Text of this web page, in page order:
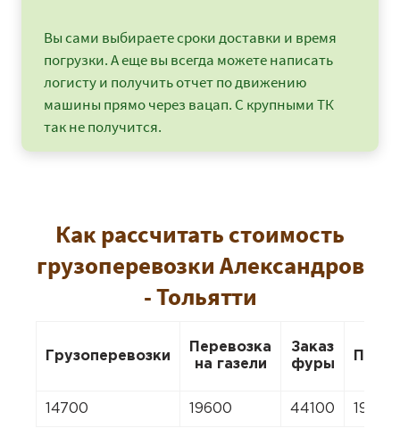
Вы сами выбираете сроки доставки и время
погрузки. А еще вы всегда можете написать
логисту и получить отчет по движению
машины прямо через вацап. С крупными ТК
так не получится.
Как рассчитать стоимость
грузоперевозки Александров
- Тольятти
Грузоперевозки
Перевозка
на газели
Заказ
фуры
14700 19600 44100 19600